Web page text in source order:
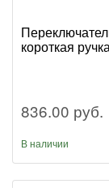
короткая
836.00 руб.
В наличии